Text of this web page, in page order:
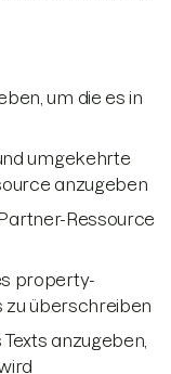
um die es in
umgekehrte
anzugeben
Ressource
property-
zu überschreiben
anzugeben,